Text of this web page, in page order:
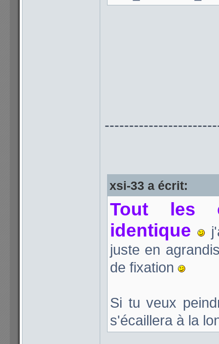
xsi-33 a écrit:
Tout les
identique
juste en
de fixation
Si tu veux
s'écaillera à la